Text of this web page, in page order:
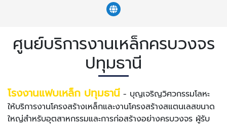
ศูนย์บริการงานเหล็กครบวงจร
ปทุมธานี
โรงงานแฟบเหล็ก ปทุมธานี - บุญเจริญวิศวกรรมโลหะ
ให้บริการงานโครงสร้างเหล็กและงานโครงสร้างสแตนเลสขนาด
ใหญ่สำหรับอุตสาหกรรมและการก่อสร้างอย่างครบวงจร ผู้รับ